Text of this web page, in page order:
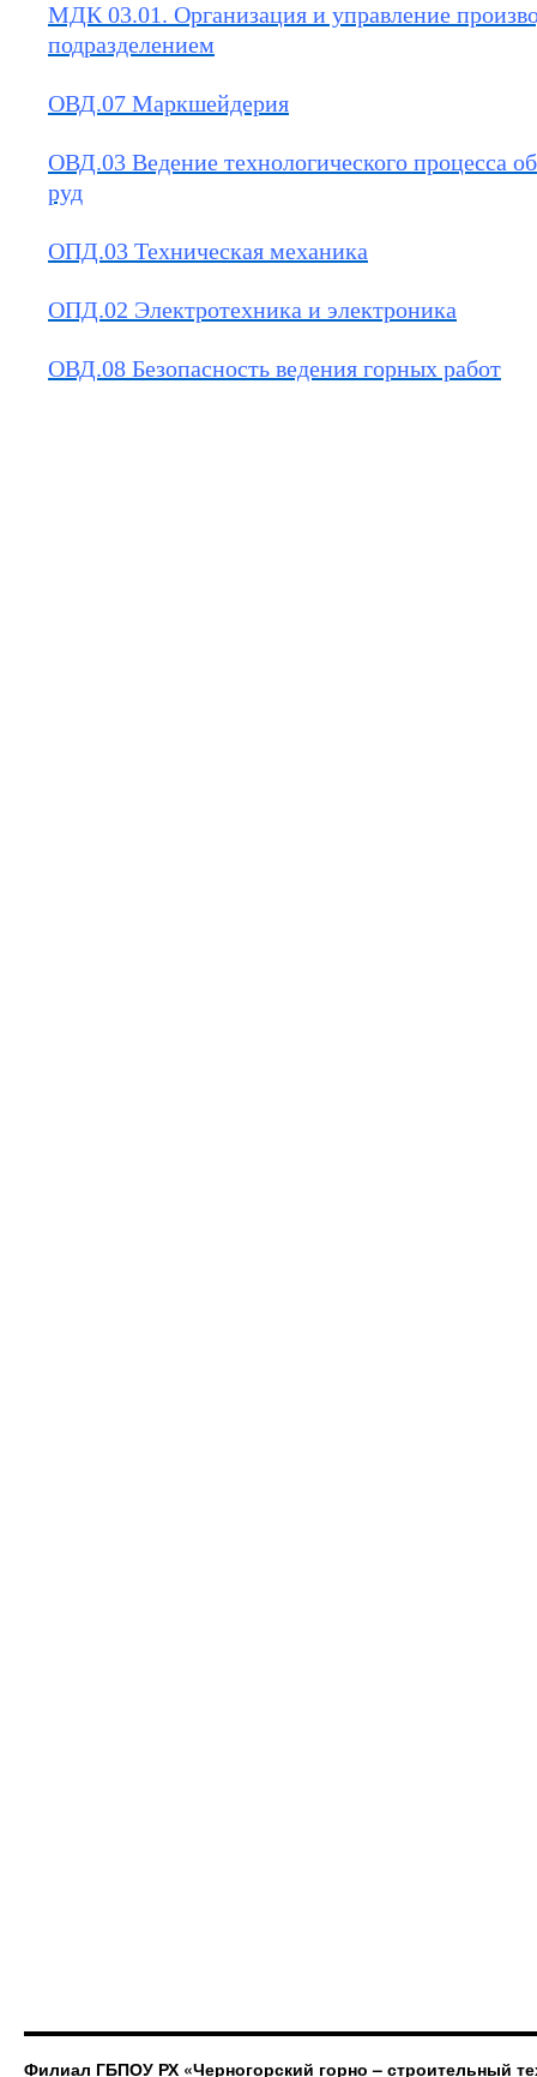
МДК 03.01. Организация и управление
подразделением
ОВД.07 Маркшейдерия
ОВД.03 Ведение технологического процесса
руд
ОПД.03 Техническая механика
ОПД.02 Электротехника и электроника
ОВД.08 Безопасность ведения горных работ
Филиал ГБПОУ РХ «Черногорский горно – строительный